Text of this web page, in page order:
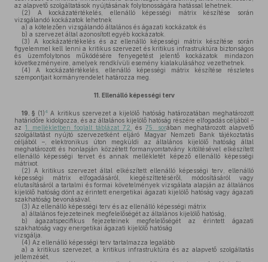
az alapvető szolgáltatások nyújtásának folytonosságára hatással lehetnek.
(2) A kockázatértékelés, ellenálló képességi mátrix készítése során
vizsgálandó kockázatok lehetnek
a) a kötelezően vizsgálandó általános és ágazati kockázatok és
b) a szervezet által azonosított egyéb kockázatok.
(3) A kockázatértékelés és az ellenálló képességi mátrix készítése során
figyelemmel kell lenni a kritikus szervezet és kritikus infrastruktúra biztonságos
és üzemfolytonos működésére fenyegetést jelentő kockázatok mindazon
következményeire, amelyek rendkívüli esemény kialakulásához vezethetnek.
(4) A kockázatértékelés, ellenálló képességi mátrix készítése részletes
szempontjait kormányrendelet határozza meg.
11. Ellenálló képességi terv
19. § (1)4 A kritikus szervezet a kijelölő hatóság határozatában meghatározott
határidőre kidolgozza, és az általános kijelölő hatóság részére elfogadás céljából –
az 1. mellékletben foglalt táblázat 72. és 75. sorában meghatározott alapvető
szolgáltatást nyújtó szervezetként eljáró Magyar Nemzeti Bank tájékoztatás
céljából –, elektronikus úton megküldi az általános kijelölő hatóság által
meghatározott és honlapján közzétett formanyomtatvány kitöltésével elkészített
ellenálló képességi tervet és annak mellékletét képező ellenálló képességi
mátrixot.
(2) A kritikus szervezet által elkészített ellenálló képességi terv, ellenálló
képességi mátrix elfogadásáról, kiegészíttetéséről, módosításáról vagy
elutasításáról a tartalmi és formai követelmények vizsgálata alapján az általános
kijelölő hatóság dönt az érintett energetikai ágazati kijelölő hatóság vagy ágazati
szakhatóság bevonásával.
(3) Az ellenálló képességi terv és az ellenálló képességi mátrix
a) általános fejezeteinek megfelelőségét az általános kijelölő hatóság,
b) ágazatspecifikus fejezeteinek megfelelőségét az érintett ágazati
szakhatóság vagy energetikai ágazati kijelölő hatóság
vizsgálja.
(4) Az ellenálló képességi terv tartalmazza legalább
a) a kritikus szervezet, a kritikus infrastruktúra és az alapvető szolgáltatás
jellemzését,